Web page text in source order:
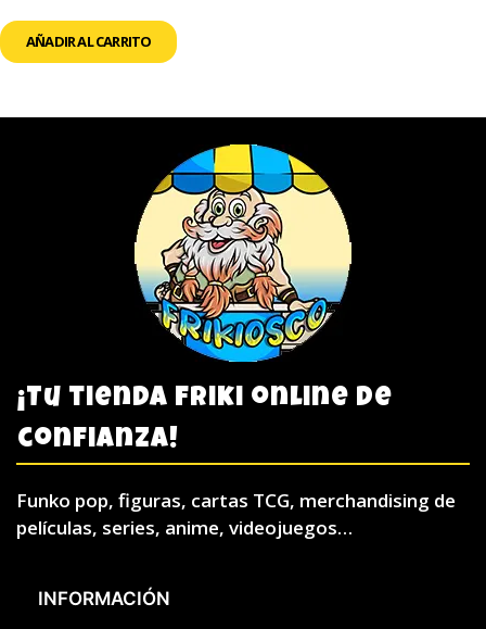
AÑADIR AL CARRITO
¡Tu tienda friki online de
confianza!
Funko pop, figuras, cartas TCG, merchandising de
películas, series, anime, videojuegos…
INFORMACIÓN